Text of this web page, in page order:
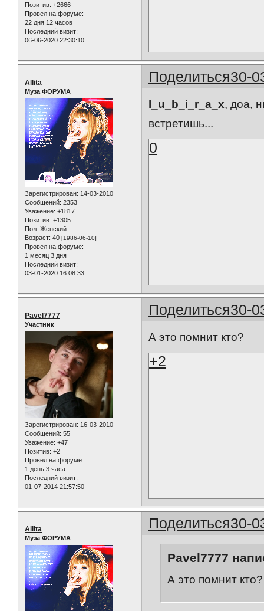
Позитив: +2666
Провел на форуме:
22 дня 12 часов
Последний визит:
06-06-2020 22:30:10
Поделиться30-
Allita
Муза ФОРУМА
Зарегистрирован: 14-03-2010
Сообщений: 2353
Уважение: +1817
Позитив: +1305
Пол: Женский
Возраст: 40 [1986-06-10]
Провел на форуме:
1 месяц 3 дня
Последний визит:
03-01-2020 16:08:33
l_u_b_i_r_a_x, доа,
встретишь...
0
Поделиться30-
Pavel7777
Участник
Зарегистрирован: 16-03-2010
Сообщений: 55
Уважение: +47
Позитив: +2
Провел на форуме:
1 день 3 часа
Последний визит:
01-07-2014 21:57:50
А это помнит кто?
+2
Поделиться30-
Allita
Муза ФОРУМА
Pavel7777
А это помнит кто?